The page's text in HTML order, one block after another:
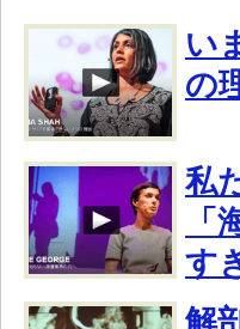
い
の
私
す
解